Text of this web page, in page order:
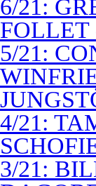
6/21:
FOLLET
5/21:
4/21:
3/21: